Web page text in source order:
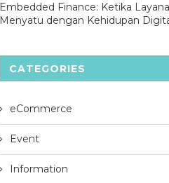
Embedded Finance: Ketika
Menyatu dengan Kehidupan
CATEGORIES
eCommerce
Event
Information